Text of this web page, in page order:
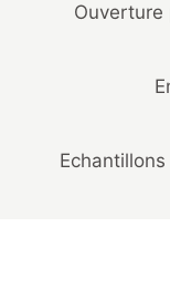
Ouverture